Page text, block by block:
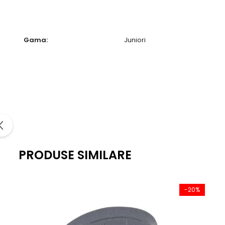
Gama: Juniori
PRODUSE SIMILARE
-20%